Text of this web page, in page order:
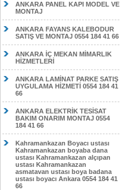
ANKARA PANEL KAPI MODEL VE
MONTAJ
ANKARA FAYANS KALEBODUR
SATIŞ VE MONTAJ 0554 184 41 66
ANKARA İÇ MEKAN MİMARLIK
HİZMETLERİ
ANKARA LAMİNAT PARKE SATIŞ
UYGULAMA HİZMETİ 0554 184 41
66
ANKARA ELEKTRİK TESİSAT
BAKIM ONARIM MONTAJ 0554
184 41 66
Kahramankazan Boyacı ustası
Kahramankazan boyaba dana
ustası Kahramankazan alçıpan
ustası Kahramankazan
asmatavan ustası boya badana
ustası boyacı Ankara 0554 184 41
66